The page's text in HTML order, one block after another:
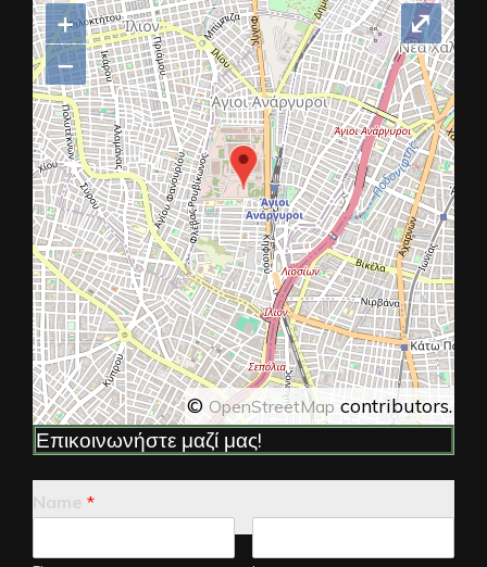
+
−
© OpenStreetMap contributors.
⤢
Επικοινωνήστε μαζί μας!
*